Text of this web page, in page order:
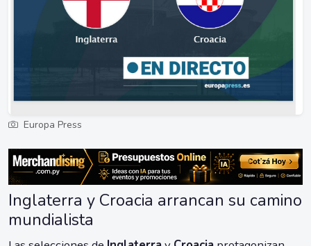
Europa Press
Inglaterra y Croacia arrancan su camino
mundialista